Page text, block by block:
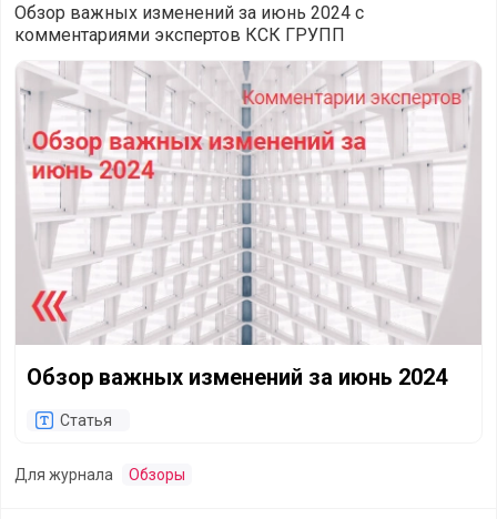
Обзор важных изменений за июнь 2024 с
комментариями экспертов КСК ГРУПП
Обзор важных изменений за июнь 2024
Обзор важных изменений за июнь 2024
Статья
Для журнала Обзоры